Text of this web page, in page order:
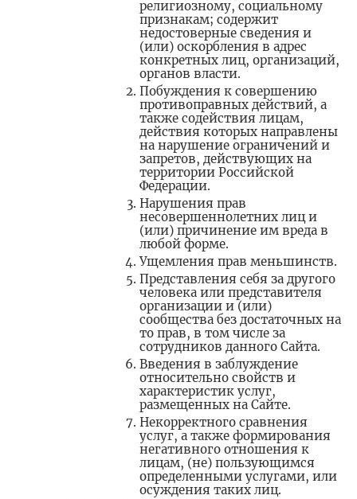
религиозному, социальному
признакам; содержит
недостоверные сведения и
(или) оскорбления в адрес
конкретных лиц, организаций,
органов власти.
Побуждения к совершению
противоправных действий, а
также содействия лицам,
действия которых направлены
на нарушение ограничений и
запретов, действующих на
территории Российской
Федерации.
Нарушения прав
несовершеннолетних лиц и
(или) причинение им вреда в
любой форме.
Ущемления прав меньшинств.
Представления себя за другого
человека или представителя
организации и (или)
сообщества без достаточных на
то прав, в том числе за
сотрудников данного Сайта.
Введения в заблуждение
относительно свойств и
характеристик услуг,
размещенных на Сайте.
Некорректного сравнения
услуг, а также формирования
негативного отношения к
лицам, (не) пользующимся
определенными услугами, или
осуждения таких лиц.